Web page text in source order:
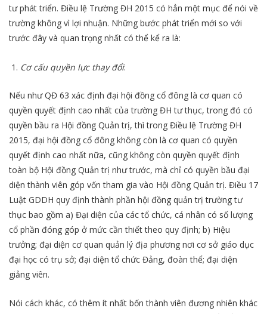
tư phát triển. Điều lệ Trường ĐH 2015 có hẳn một mục để nói về
trường không vì lợi nhuận. Những bước phát triển mới so với
trước đây và quan trọng nhất có thể kể ra là:
Cơ cấu quyền lực thay đổi:
Nếu như QĐ 63 xác định đại hội đồng cổ đông là cơ quan có
quyền quyết định cao nhất của trường ĐH tư thục, trong đó có
quyền bầu ra Hội đồng Quản trị, thì trong Điều lệ Trường ĐH
2015, đại hội đồng cổ đông không còn là cơ quan có quyền
quyết định cao nhất nữa, cũng không còn quyền quyết định
toàn bộ Hội đồng Quản trị như trước, mà chỉ có quyền bầu đại
diện thành viên góp vốn tham gia vào Hội đồng Quản trị. Điều 17
Luật GDDH quy định thành phần hội đồng quản trị trường tư
thục bao gồm a) Đại diện của các tổ chức, cá nhân có số lượng
cổ phần đóng góp ở mức cần thiết theo quy định; b) Hiệu
trưởng; đại diện cơ quan quản lý địa phương nơi cơ sở giáo dục
đại học có trụ sở; đại diện tổ chức Đảng, đoàn thể; đại diện
giảng viên.
Nói cách khác, có thêm ít nhất bốn thành viên đương nhiên khác